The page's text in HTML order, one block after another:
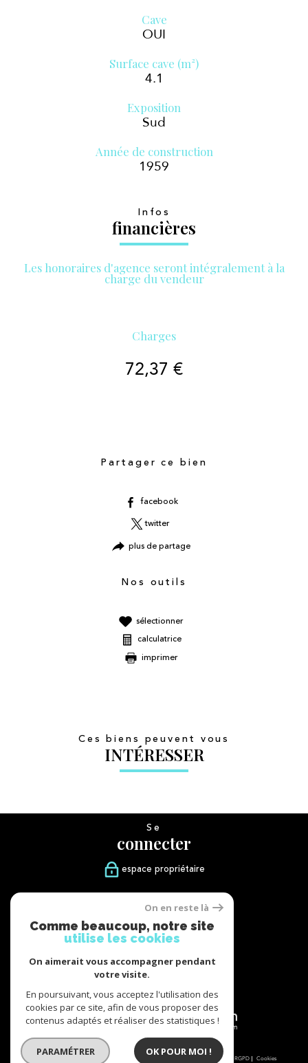
Cave
OUI
Surface cave (m²)
4.1
Exposition
Sud
Année de construction
1959
Infos
financières
Les honoraires d'agence seront intégralement à la
charge du vendeur
Charges
72,37 €
Partager ce bien
facebook
twitter
plus de partage
Nos outils
sélectionner
calculatrice
imprimer
Ces biens peuvent vous
INTÉRESSER
Se
connecter
espace propriétaire
suivre
Nous
adhérons
© 2026 | Tous droits réservés | Traduction powered by Google |
Mentions légales Politique RGPD Cookies
On en reste là
Comme beaucoup, notre site
utilise les cookies
On aimerait vous accompagner pendant
votre visite.
En poursuivant, vous acceptez l'utilisation des
cookies par ce site, afin de vous proposer des
contenus adaptés et réaliser des statistiques !
PARAMÉTRER OK POUR MOI !